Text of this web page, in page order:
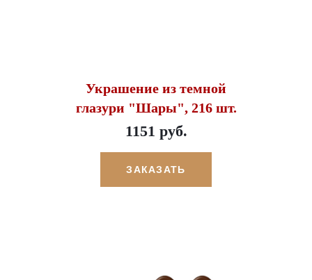
Украшение из темной
глазури "Шары", 216 шт.
1151 руб.
ЗАКАЗАТЬ